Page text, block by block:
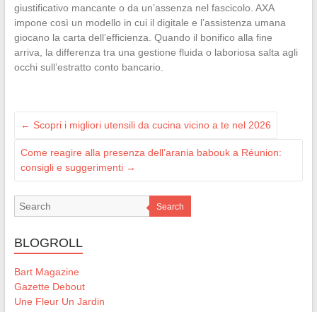
giustificativo mancante o da un’assenza nel fascicolo. AXA
impone così un modello in cui il digitale e l’assistenza umana
giocano la carta dell’efficienza. Quando il bonifico alla fine
arriva, la differenza tra una gestione fluida o laboriosa salta agli
occhi sull’estratto conto bancario.
← Scopri i migliori utensili da cucina vicino a te nel 2026
Come reagire alla presenza dell’arania babouk a Réunion:
consigli e suggerimenti →
Search
BLOGROLL
Bart Magazine
Gazette Debout
Une Fleur Un Jardin